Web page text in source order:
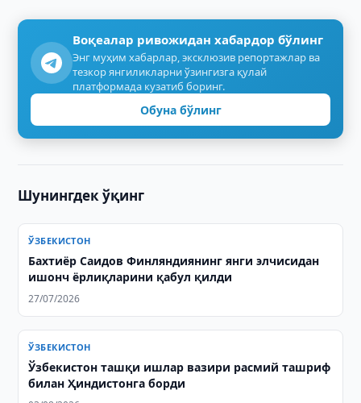
Воқеалар ривожидан хабардор бўлинг
Энг муҳим хабарлар, эксклюзив репортажлар ва
тезкор янгиликларни ўзингизга қулай
платформада кузатиб боринг.
Обуна бўлинг
Шунингдек ўқинг
ЎЗБЕКИСТОН
Бахтиёр Саидов Финляндиянинг янги элчисидан
ишонч ёрлиқларини қабул қилди
27/07/2026
ЎЗБЕКИСТОН
Ўзбекистон ташқи ишлар вазири расмий ташриф
билан Ҳиндистонга борди